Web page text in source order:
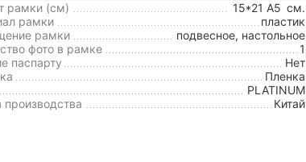
рамки (см)
15*21 А5 см.
рамки
пластик
рамки
подвесное, настольное
фото в рамке
1
паспарту
Нет
Пленка
PLATINUM
производства
Китай